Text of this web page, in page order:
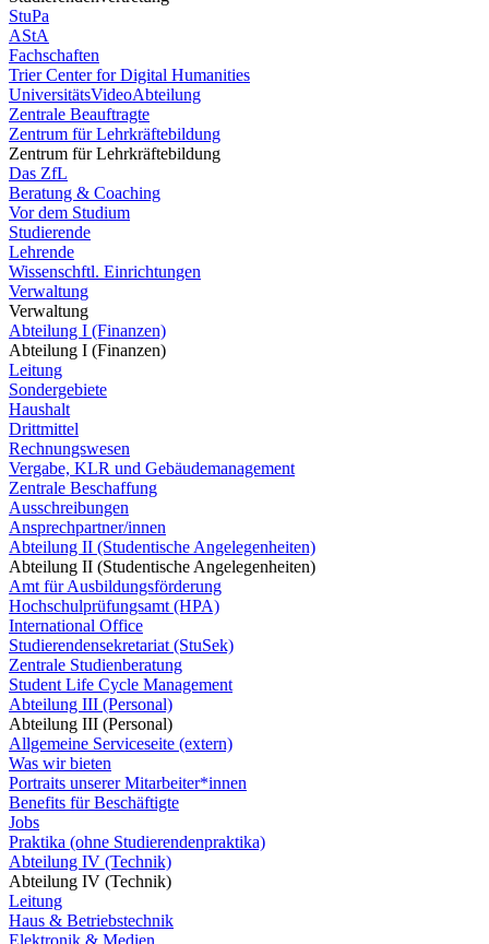
StuPa
AStA
Fachschaften
Trier Center for Digital Humanities
UniversitätsVideoAbteilung
Zentrale Beauftragte
Zentrum für Lehrkräftebildung
Zentrum für Lehrkräftebildung
Das ZfL
Beratung & Coaching
Vor dem Studium
Studierende
Lehrende
Wissenschftl. Einrichtungen
Verwaltung
Verwaltung
Abteilung I (Finanzen)
Abteilung I (Finanzen)
Leitung
Sondergebiete
Haushalt
Drittmittel
Rechnungswesen
Vergabe, KLR und Gebäudemanagement
Zentrale Beschaffung
Ausschreibungen
Ansprechpartner/innen
Abteilung II (Studentische Angelegenheiten)
Abteilung II (Studentische Angelegenheiten)
Amt für Ausbildungsförderung
Hochschulprüfungsamt (HPA)
International Office
Studierendensekretariat (StuSek)
Zentrale Studienberatung
Student Life Cycle Management
Abteilung III (Personal)
Abteilung III (Personal)
Allgemeine Serviceseite (extern)
Was wir bieten
Portraits unserer Mitarbeiter*innen
Benefits für Beschäftigte
Jobs
Praktika (ohne Studierendenpraktika)
Abteilung IV (Technik)
Abteilung IV (Technik)
Leitung
Haus & Betriebstechnik
Elektronik & Medien